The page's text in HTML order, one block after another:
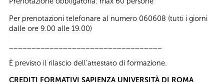
Per prenotazioni telefonare al numero 060608 (tutti i giorni
dalle ore 9.00 alle 19.00)
È previsto il rilascio dell’attestato di formazione.